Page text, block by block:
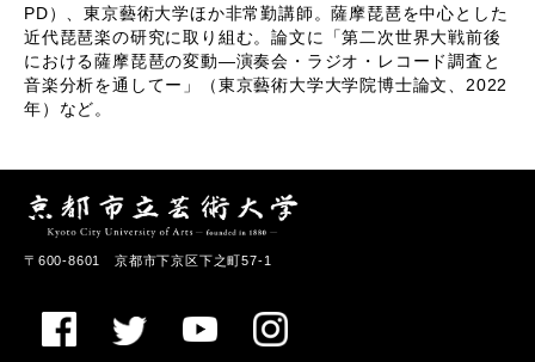
PD ）、東京藝術大学ほか非常勤講師。薩摩琵琶を中心とした
近代琵琶楽の研究に取り組む。論文に「第二次世界大戦前後
における薩摩琵琶の変動―演奏会・ラジオ・レコード調査と
音楽分析を通してー」（東京藝術大学大学院博士論文、 2022
年）など。
〒600-8601 京都市下京区下之町57-1